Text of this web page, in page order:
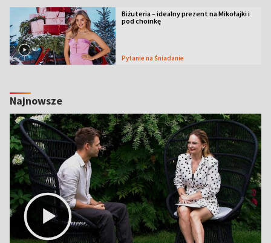
Biżuteria – idealny prezent na Mikołajki i
pod choinkę
Pytanie na Śniadanie
Najnowsze